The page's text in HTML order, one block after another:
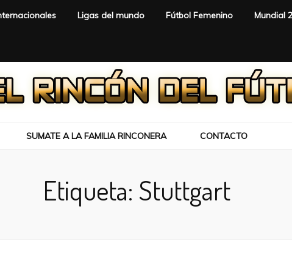
Ligas del mundo Fútbol Femenino Mundial
SUMATE A LA FAMILIA RINCONERA CONTACTO
Etiqueta: Stuttgart